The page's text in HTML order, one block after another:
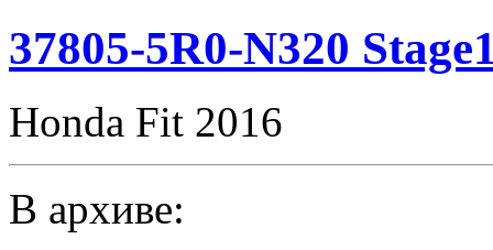
37805-5R0-N320
Honda Fit 2016
В архиве: